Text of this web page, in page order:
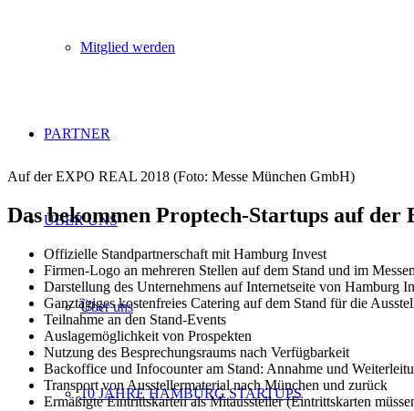
Mitglied werden
PARTNER
ÜBER UNS
Über uns
10 JAHRE HAMBURG STARTUPS
Auf der EXPO REAL 2018 (Foto: Messe München GmbH)
Das bekommen Proptech-Startups auf der
Offizielle Standpartnerschaft mit Hamburg Invest
Firmen-Logo an mehreren Stellen auf dem Stand und im
Darstellung des Unternehmens auf Internetseite von Hamburg
Ganztägiges kostenfreies Catering auf dem Stand für die
Teilnahme an den Stand-Events
Auslagemöglichkeit von Prospekten
Nutzung des Besprechungsraums nach Verfügbarkeit
Backoffice und Infocounter am Stand: Annahme und
Transport von Ausstellermaterial nach München und zurück
Ermäßigte Eintrittskarten als Mitaussteller (Eintrittskarten